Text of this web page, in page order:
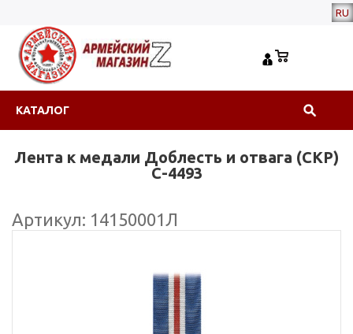
RU
КАТАЛОГ
Лента к медали Доблесть и отвага (СКР)
С-4493
Артикул: 14150001Л